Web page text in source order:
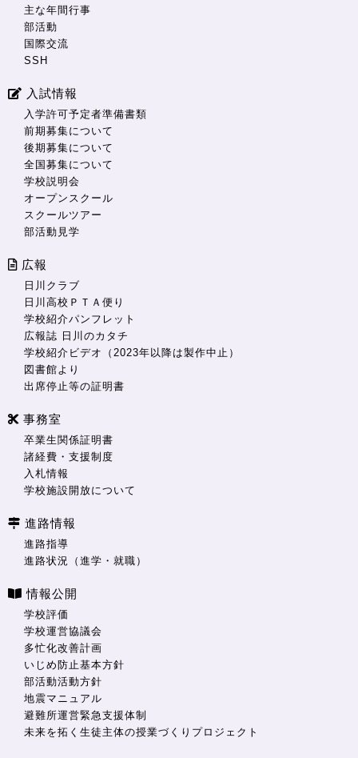
主な年間行事
部活動
国際交流
SSH
入試情報
入学許可予定者準備書類
前期募集について
後期募集について
全国募集について
学校説明会
オープンスクール
スクールツアー
部活動見学
広報
日川クラブ
日川高校ＰＴＡ便り
学校紹介パンフレット
広報誌 日川のカタチ
学校紹介ビデオ（2023年以降は製作中止）
図書館より
出席停止等の証明書
事務室
卒業生関係証明書
諸経費・支援制度
入札情報
学校施設開放について
進路情報
進路指導
進路状況（進学・就職）
情報公開
学校評価
学校運営協議会
多忙化改善計画
いじめ防止基本方針
部活動活動方針
地震マニュアル
避難所運営緊急支援体制
未来を拓く生徒主体の授業づくりプロジェクト